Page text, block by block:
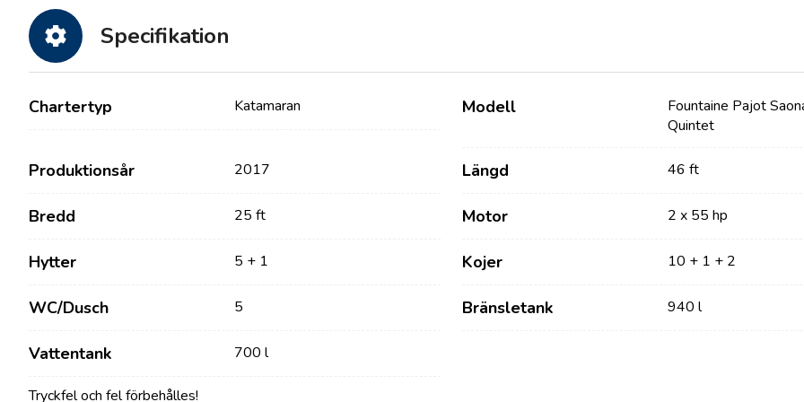
Specifikation
Chartertyp Katamaran Modell
Fountaine Pajot
Quintet
Produktionsår 2017 Längd 46 ft
Bredd 25 ft Motor 2 x 55 hp
Hytter 5 + 1 Kojer 10 + 1 + 2
WC/Dusch 5 Bränsletank 940 l
Vattentank 700 l
Tryckfel och fel förbehålles!
Kontakt
Nyheter / Blogg
Om oss
Vanliga Frågor
Vår Flotta
Segelbåtar
Motorbåtar
Tjänster
Bareboat Yachtcharter
Charter med skeppare
Destinationer
Seglingsregionen Zadar